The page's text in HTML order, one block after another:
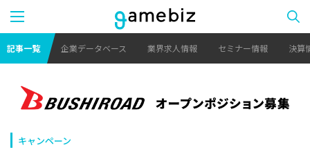
記事一覧 企業データベース 業界求人情報 セミナー情報 決算
キャンペーン